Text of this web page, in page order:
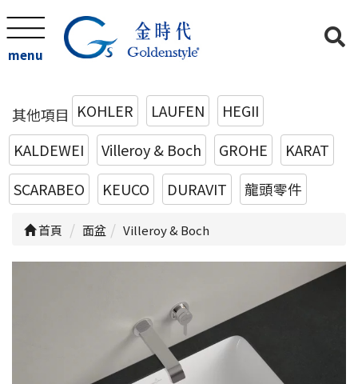
menu
其他項目 KOHLER LAUFEN
HEGII
KALDEWEI
Villeroy & Boch GROHE
KARAT
SCARABEO
KEUCO DURAVIT 龍頭零件
首頁 面盆 Villeroy & Boch